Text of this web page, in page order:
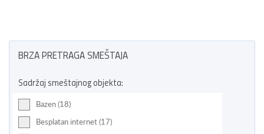
BRZA PRETRAGA SMEŠTAJA
Sadržaj smeštajnog objekta:
Bazen (18)
Besplatan internet (17)